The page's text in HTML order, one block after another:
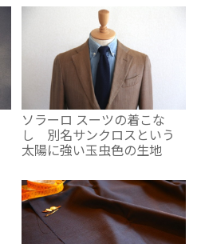
ソラーロ スーツの着こな
し 別名サンクロスという
太陽に強い玉虫色の生地